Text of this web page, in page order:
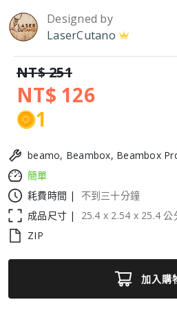
Designed by
LaserCutano
NT$ 251
NT$ 126
1
beamo, Beambox, Beambox
簡單
耗費時間 |
不到三十分鐘
成品尺寸 |
25.4 x 2.54 x 25.4 公
ZIP
加入購